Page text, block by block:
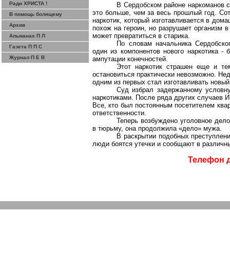
Ради ХРИСТА !
В помощь болящему
Архив
Альманах П Л
Газета П П С
Журнал П Е В
В Сердобском районе наркоманов
это больше, чем за весь прошлый год.
наркотик, который изготавливается в
похож на героин, но разрушает организм
может превратиться в старика.
По словам начальника
один из компонентов нового наркотика
ампутации конечностей.
Этот наркотик страшен еще и
остановиться практически невозможно.
одним из первых стал изготавливать
Суд избрал задержанному
наркотиками. После ряда других случаев
Все, кто был постоянным посетителем
ответственности.
Теперь возбуждено уголовное
в тюрьму, она продолжила «дело» мужа.
В раскрытии подобных
люди боятся утечки и сообщают в
Телефон